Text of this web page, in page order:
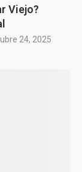
Viejo?
24, 2025